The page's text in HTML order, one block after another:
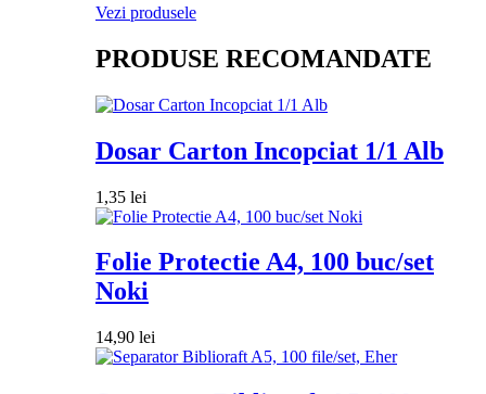
Vezi produsele
PRODUSE RECOMANDATE
Dosar Carton Incopciat 1/1 Alb
1,35 lei
Folie Protectie A4, 100 buc/set
Noki
14,90 lei